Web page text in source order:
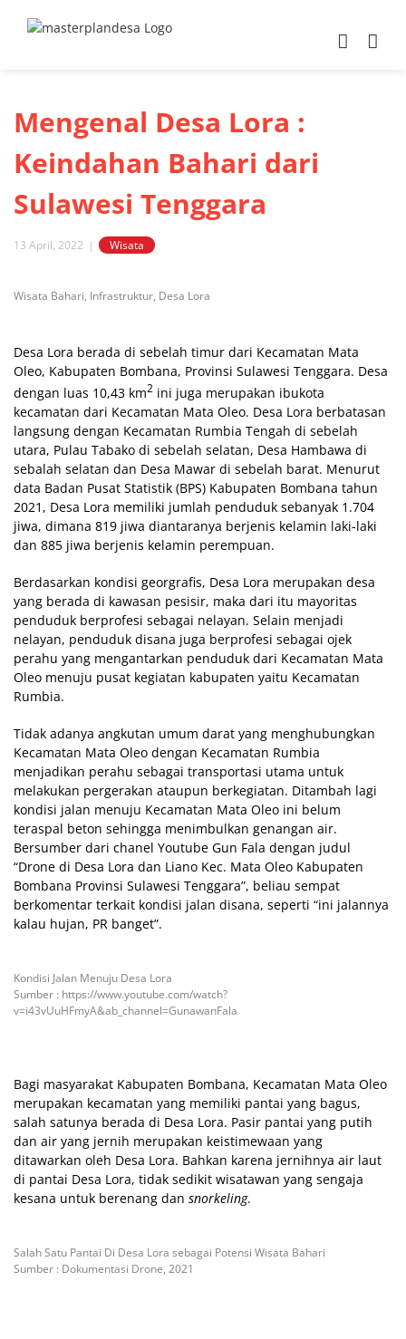
Mengenal Desa Lora :
Keindahan Bahari dari
Sulawesi Tenggara
13 April, 2022 | Wisata
View
Wisata Bahari, Infrastruktur, Desa Lora
Desa Lora berada di sebelah timur dari Kecamatan Mata
Oleo, Kabupaten Bombana, Provinsi Sulawesi Tenggara. Desa
dengan luas 10,43 km2 ini juga merupakan ibukota
kecamatan dari Kecamatan Mata Oleo. Desa Lora berbatasan
langsung dengan Kecamatan Rumbia Tengah di sebelah
utara, Pulau Tabako di sebelah selatan, Desa Hambawa di
sebalah selatan dan Desa Mawar di sebelah barat. Menurut
data Badan Pusat Statistik (BPS) Kabupaten Bombana tahun
2021, Desa Lora memiliki jumlah penduduk sebanyak 1.704
jiwa, dimana 819 jiwa diantaranya berjenis kelamin laki-laki
dan 885 jiwa berjenis kelamin perempuan.
Berdasarkan kondisi georgrafis, Desa Lora merupakan desa
yang berada di kawasan pesisir, maka dari itu mayoritas
penduduk berprofesi sebagai nelayan. Selain menjadi
nelayan, penduduk disana juga berprofesi sebagai ojek
perahu yang mengantarkan penduduk dari Kecamatan Mata
Oleo menuju pusat kegiatan kabupaten yaitu Kecamatan
Rumbia.
Tidak adanya angkutan umum darat yang menghubungkan
Kecamatan Mata Oleo dengan Kecamatan Rumbia
menjadikan perahu sebagai transportasi utama untuk
melakukan pergerakan ataupun berkegiatan. Ditambah lagi
kondisi jalan menuju Kecamatan Mata Oleo ini belum
teraspal beton sehingga menimbulkan genangan air.
Bersumber dari chanel Youtube Gun Fala dengan judul
“Drone di Desa Lora dan Liano Kec. Mata Oleo Kabupaten
Bombana Provinsi Sulawesi Tenggara”, beliau sempat
berkomentar terkait kondisi jalan disana, seperti “ini jalannya
kalau hujan, PR banget”.
Kondisi Jalan Menuju Desa Lora
Sumber : https://www.youtube.com/watch?
v=i43vUuHFmyA&ab_channel=GunawanFala
Bagi masyarakat Kabupaten Bombana, Kecamatan Mata Oleo
merupakan kecamatan yang memiliki pantai yang bagus,
salah satunya berada di Desa Lora. Pasir pantai yang putih
dan air yang jernih merupakan keistimewaan yang
ditawarkan oleh Desa Lora. Bahkan karena jernihnya air laut
di pantai Desa Lora, tidak sedikit wisatawan yang sengaja
kesana untuk berenang dan snorkeling.
Salah Satu Pantai Di Desa Lora sebagai Potensi Wisata Bahari
Sumber : Dokumentasi Drone, 2021